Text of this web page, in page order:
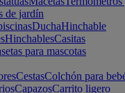
de jardín
DuchaHinchable
HinchablesCasitas
para mascotas
CestasColchón para
CapazosCarrito ligero